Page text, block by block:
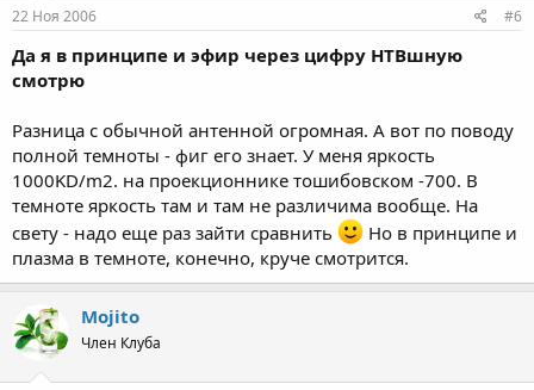
22 Ноя 2006 #6
Да я в принципе и эфир через цифру НТВшную
смотрю
Разница с обычной антенной огромная. А вот по поводу
полной темноты - фиг его знает. У меня яркость
1000KD/m2. на проекционнике тошибовском -700. В
темноте яркость там и там не различима вообще. На
свету - надо еще раз зайти cравнить
Но в принципе и
плазма в темноте, конечно, круче смотрится.
Mojito
Член Клуба